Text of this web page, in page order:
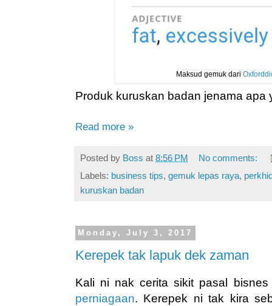
Maksud gemuk dari
Produk kuruskan badan jenama apa
Read more »
Posted by Boss at 8:56 PM
No comments:
Labels: business tips, gemuk lepas raya,
kuruskan badan
Monday, July 3, 2017
Kerepek tak lapuk dek zaman
Kali ni nak cerita sikit pasal
perniagaan. Kerepek ni tak kira